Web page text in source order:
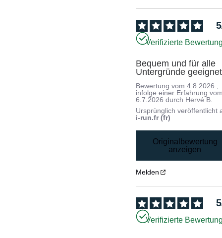
5
Verifizierte
Bequem und für alle
Untergründe geeignet
Bewertung vom4.8.2026
infolge einer Erfahrung
6.7.2026 durch Hervé B.
Ursprünglich veröffentlicht
i-run.fr (fr)
Originalbewertung
anzeigen
Melden
5
Verifizierte